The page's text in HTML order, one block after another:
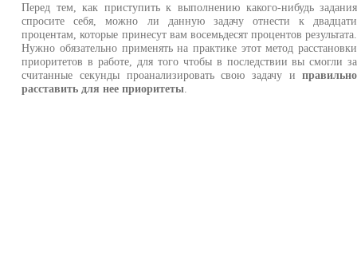
Перед тем, как приступить к выполнению какого-нибудь задания
спросите себя, можно ли данную задачу отнести к двадцати
процентам, которые принесут вам восемьдесят процентов результата.
Нужно обязательно применять на практике этот метод расстановки
приоритетов в работе, для того чтобы в последствии вы смогли за
считанные секунды проанализировать свою задачу иправильно
расставить для нее приоритеты